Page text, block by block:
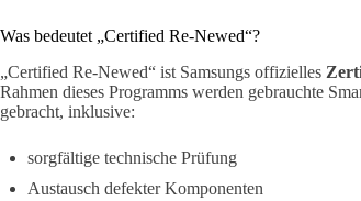
Was bedeutet „Certified Re-Newed“?
„Certified Re-Newed“ ist Samsungs offizielles
Rahmen dieses Programms werden gebrauchte
gebracht, inklusive:
sorgfältige technische Prüfung
Austausch defekter Komponenten